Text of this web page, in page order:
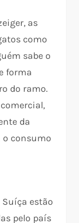
as
como
sabe o
forma
do ramo.
da
o consumo
estão
pelo país